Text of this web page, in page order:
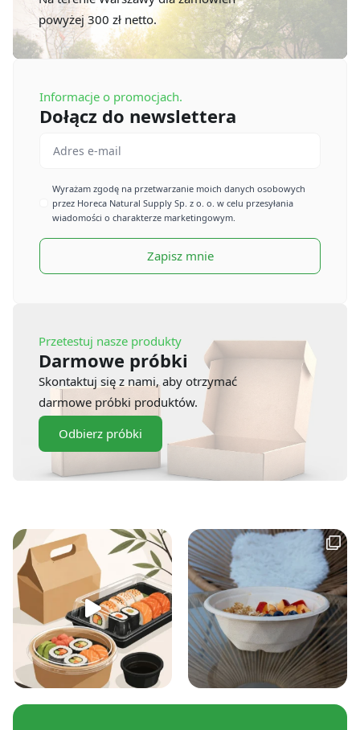
powyżej 300 zł netto.
Informacje o promocjach.
Dołącz do newslettera
Imię
Wyrażam zgodę na przetwarzanie moich danych osobowych
przez Horeca Natural Supply Sp. z o. o. w celu przesyłania
wiadomości o charakterze marketingowym.
Zapisz mnie
Przetestuj nasze produkty
Darmowe próbki
Skontaktuj się z nami, aby otrzymać
darmowe próbki produktów.
Odbierz próbki